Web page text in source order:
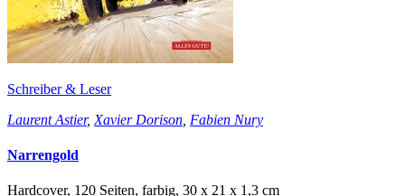
Schreiber & Leser
Laurent Astier, Xavier Dorison Fabien Nury
Narrengold
Hardcover, 120 Seiten, farbig, 30 x 21 x 1,3 cm